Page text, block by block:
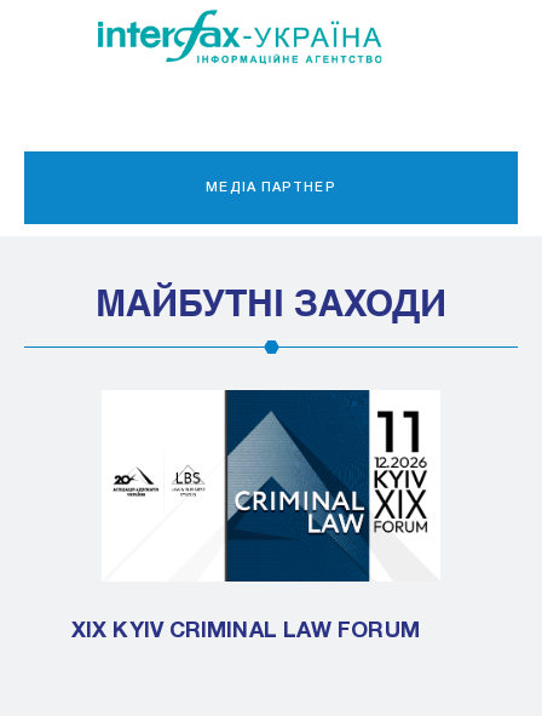
ІНФОРМАЦІЙНИЙ ПАРТНЕР
МАЙБУТНІ ЗАХОДИ
XIX KYIV CRIMINAL LAW FORUM